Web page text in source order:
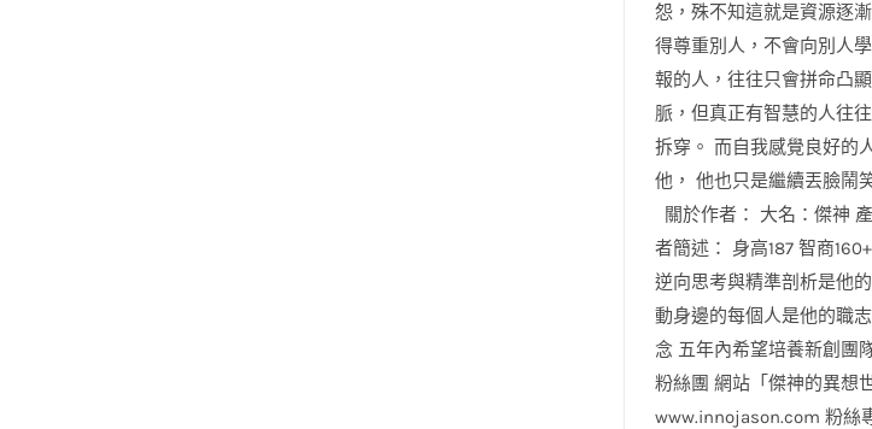
怨，殊不知這就是資源逐
得尊重別人，不會向別人
報的人，往往只會拼命凸
脈，但真正有智慧的人往
拆穿。 而自我感覺良好的
他， 他也只是繼續丟臉鬧
關於作者： 大名：傑神
者簡述： 身高187 智商
逆向思考與精準剖析是他
動身邊的每個人是他的職
念 五年內希望培養新創團
粉絲團 網站「傑神的異想世
www.innojason.com 粉絲